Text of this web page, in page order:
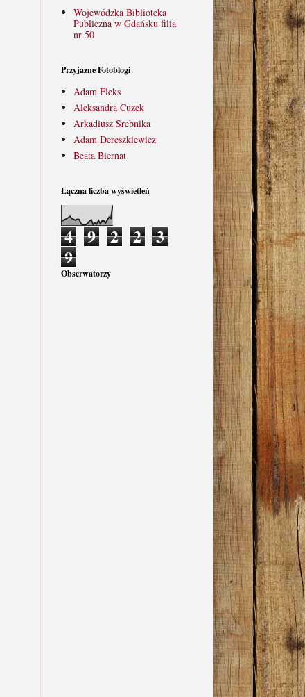
Wojewódzka Biblioteka
Publiczna w Gdańsku filia
nr 50
Przyjazne Fotoblogi
Adam Fleks
Aleksandra Cuzek
Arkadiusz Srebnika
Adam Dereszkiewicz
Beata Biernat
Łączna liczba wyświetleń
4 9 2 2 3
9
Obserwatorzy